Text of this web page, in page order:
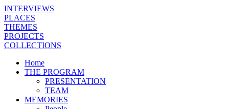
INTERVIEWS
PLACES
THEMES
PROJECTS
COLLECTIONS
Home
THE PROGRAM
PRESENTATION
TEAM
MEMORIES